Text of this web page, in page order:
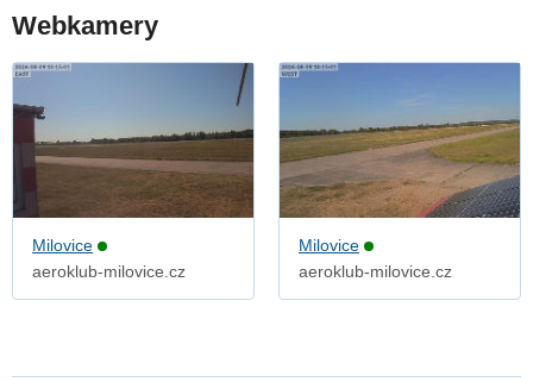
Webkamery
Milovice
aeroklub-milovice.cz
Milovice
aeroklub-milovice.cz